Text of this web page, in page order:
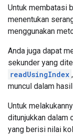
Untuk membatasi
menentukan
menggunakan
Anda juga dapat
sekunder yang
readUsingIndex
muncul dalam
Untuk
ditunjukkan dalam
yang berisi nilai